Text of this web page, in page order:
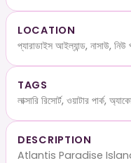
LOCATION
প্যারাডাইস আইল্যান্ড, নাসাউ, নিউ
TAGS
লাক্সারি রিসোর্ট, ওয়াটার পার্ক,
DESCRIPTION
Atlantis Paradise Island হল